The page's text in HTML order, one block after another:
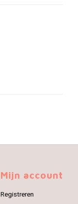
Mijn account
Registreren